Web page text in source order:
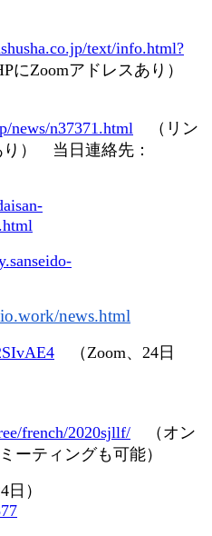
text/info.html?
にZoomアドレスあり）
news/n37371.html （リン
り） 当日連絡先：
news.html
（Zoom、 24 日
french/2020sjllf/ （オン
ミーティングも可能）
日）